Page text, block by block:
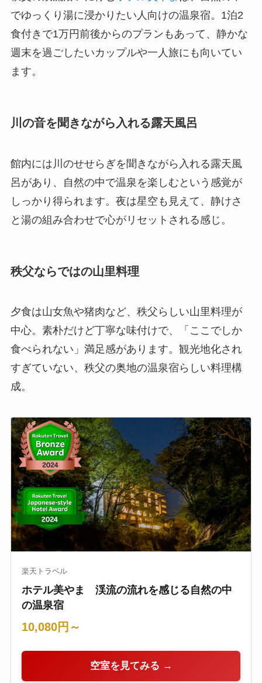
でゆっくり湯に浸かりたい人向けの温泉宿。1泊2
食付きで1万円前後からのプランもあって、静かな
週末を過ごしたいカップルや一人旅にも向いてい
ます。
川の音を聞きながら入れる露天風呂
館内には川のせせらぎを聞きながら入れる露天風
呂があり、自然の中で温泉を楽しむという感覚が
しっかり得られます。夜は星空も見えて、静けさ
と湯の組み合わせで心がリセットされる感じ。
秩父ならではの山里料理
夕食は山女魚や猪肉など、秩父らしい山里料理が
中心。素朴だけど丁寧な味付けで、「ここでしか
食べられない」満足感があります。観光地化され
すぎていない、秩父の奥地の温泉宿らしい料理構
成。
楽天トラベル
ホテル美やま 渓流の流れを感じる自然の中
の温泉宿
10,080円～
空室を見てみる →